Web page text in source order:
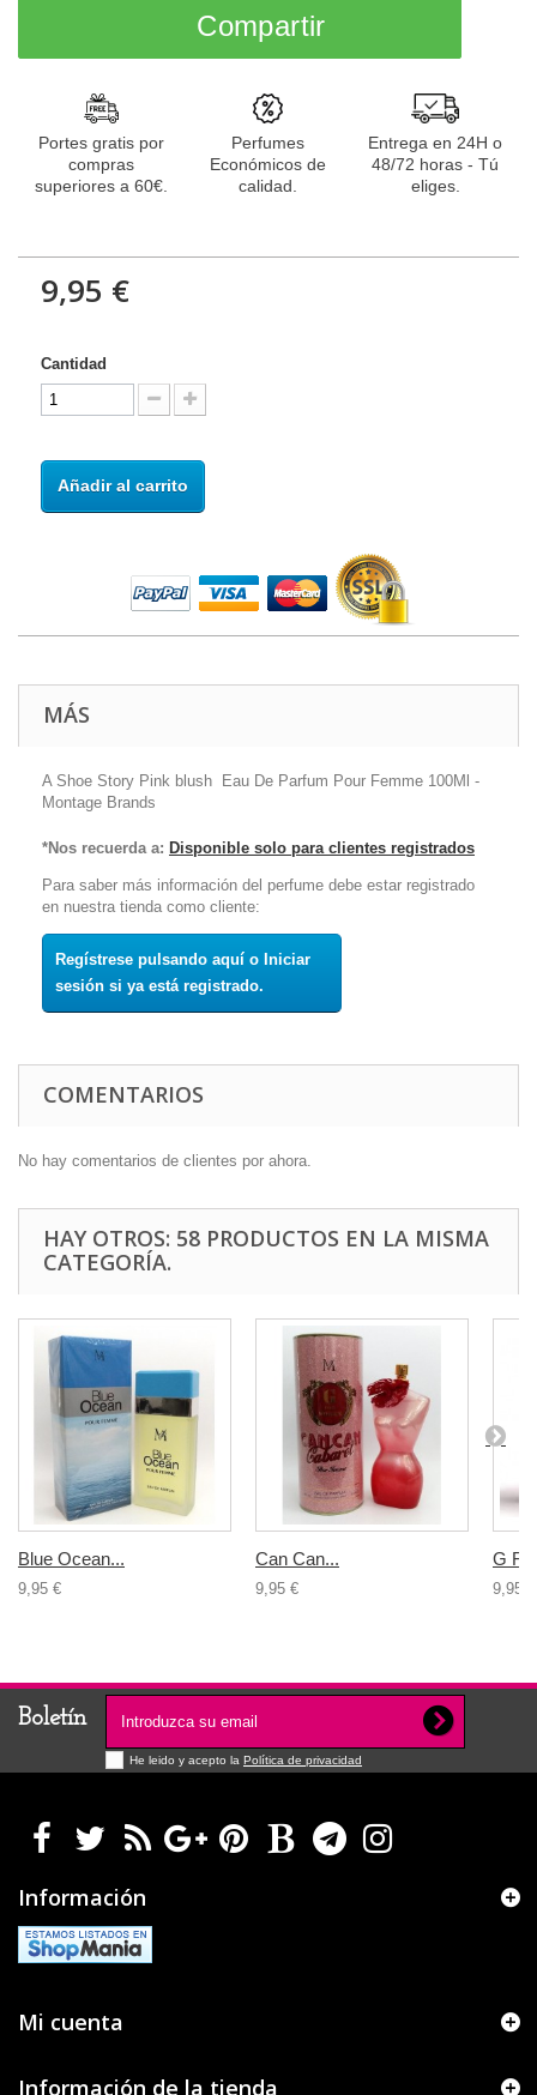
Compartir
Portes gratis por
compras
superiores a 60€.
Perfumes
Económicos de
calidad.
Entrega en 24H o
48/72 horas - Tú
eliges.
9,95 €
Cantidad
Añadir al carrito
MÁS
A Shoe Story Pink blush Eau De Parfum Pour Femme 100Ml -
Montage Brands
*Nos recuerda a: Disponible solo para clientes registrados
Para saber más información del perfume debe estar registrado
en nuestra tienda como cliente:
Regístrese pulsando aquí o Iniciar
sesión si ya está registrado.
COMENTARIOS
No hay comentarios de clientes por ahora.
HAY OTROS: 58 PRODUCTOS EN LA MISMA
CATEGORÍA.
Blue Ocean...
9,95 €
Can Can...
9,95 €
G
9,95 €
Boletín
He leido y acepto la Política de privacidad
Información
Mi cuenta
Información de la tienda